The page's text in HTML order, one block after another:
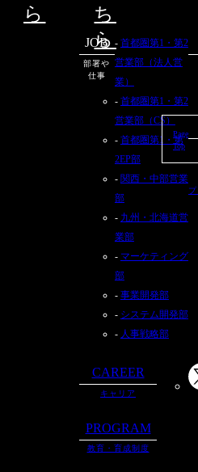
ら
ち
ら
JOB
部署や
仕事
首都圏第1・第2
営業部（法人営
業）
首都圏第1・第2
営業部（CS）
首都圏第1・第
2EP部
関西・中部営業
部
九州・北海道営
業部
マーケティング
部
事業開発部
システム開発部
人事戦略部
CAREER
キャリア
PROGRAM
教育・育成制度
Page
Top